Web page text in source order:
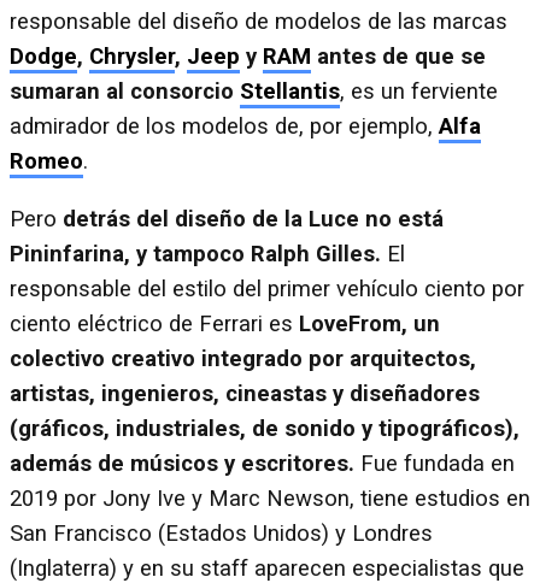
responsable del diseño de modelos de las marcas
Dodge, Chrysler, Jeep y RAM antes de que se
sumaran al consorcio Stellantis, es un ferviente
admirador de los modelos de, por ejemplo,Alfa
Romeo.
Pero detrás del diseño de la Luce no está
Pininfarina, y tampoco Ralph Gilles. El
responsable del estilo del primer vehículo ciento por
ciento eléctrico de Ferrari es LoveFrom, un
colectivo creativo integrado por arquitectos,
artistas, ingenieros, cineastas y diseñadores
(gráficos, industriales, de sonido y tipográficos),
además de músicos y escritores. Fue fundada en
2019 por Jony Ive y Marc Newson, tiene estudios en
San Francisco (Estados Unidos) y Londres
(Inglaterra) y en su staff aparecen especialistas que